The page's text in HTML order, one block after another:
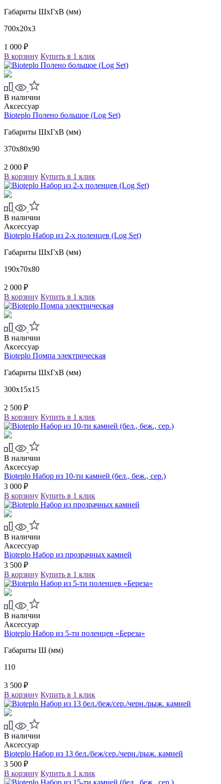
Габариты ШxГxВ (мм)
700x20x3
1 000 ₽
В корзину Купить в 1 клик
В наличии
Аксессуар
Bioteplo Полено большое (Log Set)
Габариты ШxГxВ (мм)
370x80x90
2 000 ₽
В корзину Купить в 1 клик
В наличии
Аксессуар
Bioteplo Набор из 2-х поленцев (Log Set)
Габариты ШxГxВ (мм)
190x70x80
2 000 ₽
В корзину Купить в 1 клик
В наличии
Аксессуар
Bioteplo Помпа электрическая
Габариты ШxГxВ (мм)
300x15x15
2 500 ₽
В корзину Купить в 1 клик
В наличии
Аксессуар
Bioteplo Набор из 10-ти камней (бел., беж., сер.)
3 000 ₽
В корзину Купить в 1 клик
В наличии
Аксессуар
Bioteplo Набор из прозрачных камней
3 500 ₽
В корзину Купить в 1 клик
В наличии
Аксессуар
Bioteplo Набор из 5-ти поленцев «Береза»
Габариты Ш (мм)
110
3 500 ₽
В корзину Купить в 1 клик
В наличии
Аксессуар
Bioteplo Набор из 13 бел./беж/сер./черн./рыж. камней
3 500 ₽
В корзину Купить в 1 клик